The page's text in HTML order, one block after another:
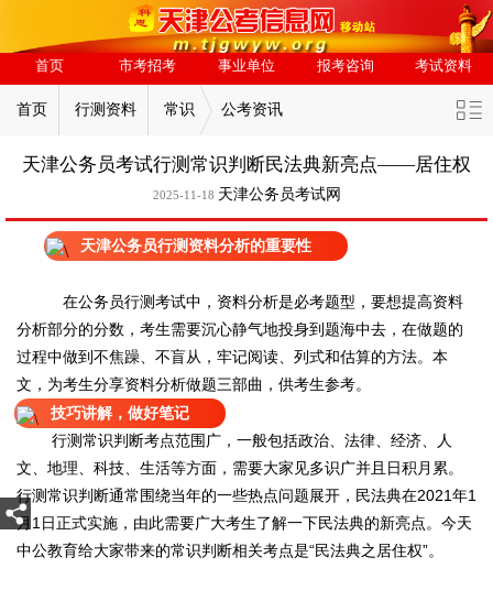
首页 市考招考 事业单位 报考咨询 考试资料
首页 行测资料 常识 公考资讯
天津公务员考试行测常识判断民法典新亮点——居住权
2025-11-18 天津公务员考试网
天津公务员行测资料分析的重要性
在公务员行测考试中，资料分析是必考题型，要想提高资料
分析部分的分数，考生需要沉心静气地投身到题海中去，在做题的
过程中做到不焦躁、不盲从，牢记阅读、列式和估算的方法。本
文，为考生分享资料分析做题三部曲，供考生参考。
技巧讲解，做好笔记
行测常识判断考点范围广，一般包括政治、法律、经济、人
文、地理、科技、生活等方面，需要大家见多识广并且日积月累。
行测常识判断通常围绕当年的一些热点问题展开，民法典在2021年1
月1日正式实施，由此需要广大考生了解一下民法典的新亮点。今天
中公教育给大家带来的常识判断相关考点是“民法典之居住权”。